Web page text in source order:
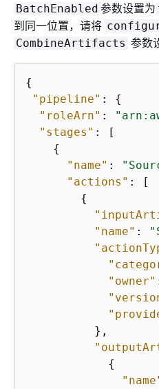
BatchEnabled 参数设置为
到同一位置，请将
CombineArtifacts 参数
{
"pipeline" : {
"roleArn" :
"stages" : [
{
"name" :
"actions" : [
{
"name" :
"owner"
          },
{